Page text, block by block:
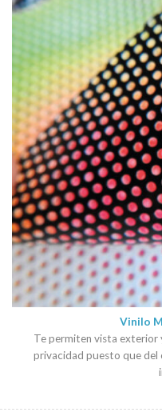
Vinilo
Te permiten vista exterior
privacidad puesto que del